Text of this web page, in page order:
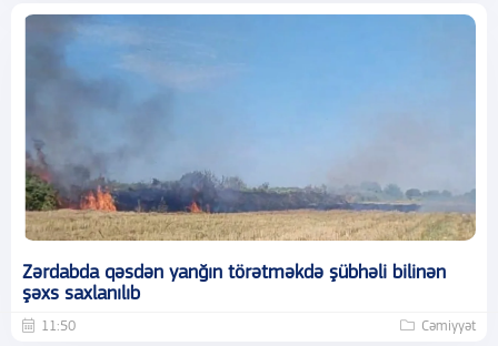
Zərdabda qəsdən yanğın törətməkdə şübhəli bilinən
şəxs saxlanılıb
11:50 Cəmiyyət